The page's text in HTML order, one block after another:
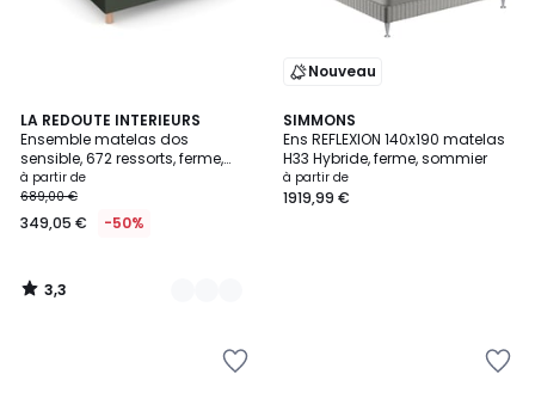
LA REDOUTE INTERIEURS
Ensemble matelas dos
sensible, 672 ressorts, ferme,
accueil moelleux et sommier
à partir de
689,00 €
349,05 € -50%
3,3
/ 5
4
Couleurs
3,3
/
Nouveau
SIMMONS
Ens REFLEXION 140x190 matelas
H33 Hybride, ferme, sommier
à partir de
1919,99 €